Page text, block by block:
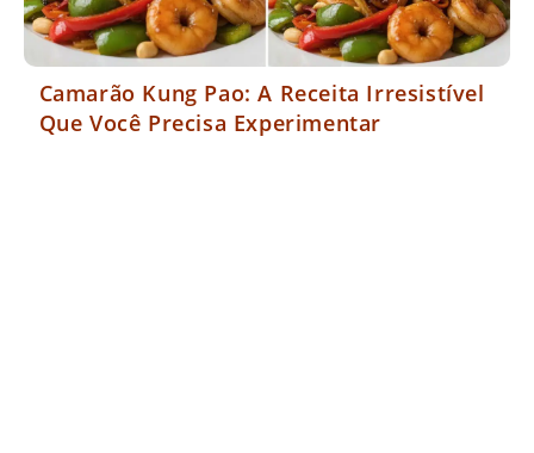
Camarão Kung Pao: A Receita Irresistível
Que Você Precisa Experimentar